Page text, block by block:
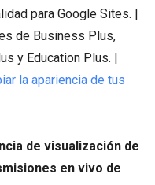
para Google Sites. |
de Business Plus,
y Education Plus. |
la apariencia de tus
de visualización de
en vivo de